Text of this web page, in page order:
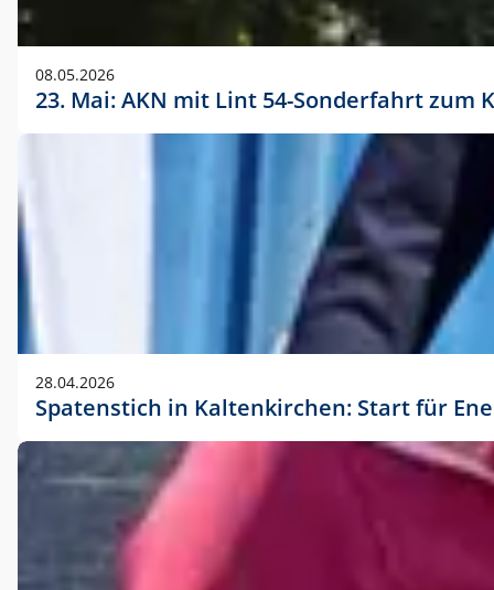
08.05.2026
23. Mai: AKN mit Lint 54-Sonderfahrt
28.04.2026
Spatenstich in Kaltenkirchen: Start für